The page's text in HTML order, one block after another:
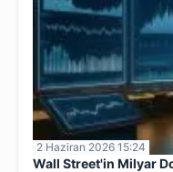
2 Haziran 2026 15:24
Wall Street'in Milyar